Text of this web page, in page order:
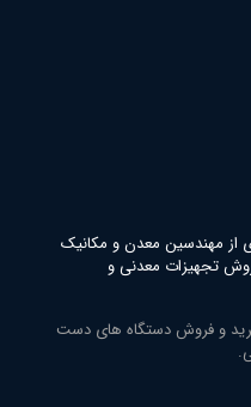
از مهندسین معدن و مکانیک
تجهیزات معدنی و
و فروش دستگاه های دست